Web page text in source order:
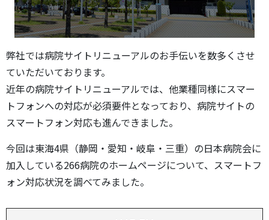
弊社では病院サイトリニューアルのお手伝いを数多くさせ
ていただいております。
近年の病院サイトリニューアルでは、他業種同様にスマー
トフォンへの対応が必須要件となっており、病院サイトの
スマートフォン対応も進んできました。
今回は東海4県（静岡・愛知・岐阜・三重）の日本病院会に
加入している266病院のホームページについて、スマートフ
ォン対応状況を調べてみました。